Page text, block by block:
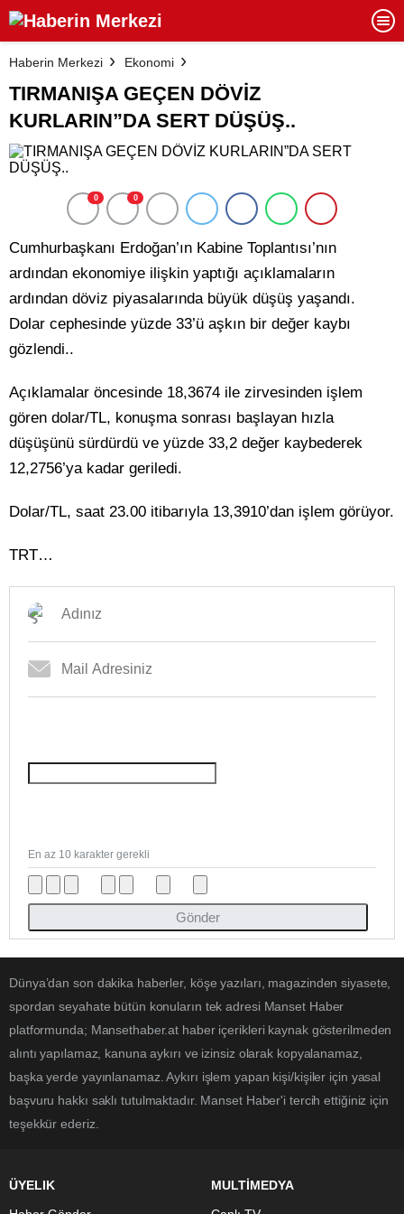
Haberin Merkezi Ekonomi
TIRMANIŞA GEÇEN DÖVİZ
KURLARIN”DA SERT DÜŞÜŞ..
0 0
Cumhurbaşkanı Erdoğan’ın Kabine Toplantısı’nın
ardından ekonomiye ilişkin yaptığı açıklamaların
ardından döviz piyasalarında büyük düşüş yaşandı.
Dolar cephesinde yüzde 33’ü aşkın bir değer kaybı
gözlendi..
Açıklamalar öncesinde 18,3674 ile zirvesinden işlem
gören dolar/TL, konuşma sonrası başlayan hızla
düşüşünü sürdürdü ve yüzde 33,2 değer kaybederek
12,2756’ya kadar geriledi.
Dolar/TL, saat 23.00 itibarıyla 13,3910’dan işlem görüyor.
TRT…
Gönder
En az 10 karakter gerekli
Dünya’dan son dakika haberler, köşe yazıları, magazinden siyasete,
spordan seyahate bütün konuların tek adresi Manset Haber
platformunda; Mansethaber.at haber içerikleri kaynak gösterilmeden
alıntı yapılamaz, kanuna aykırı ve izinsiz olarak kopyalanamaz,
başka yerde yayınlanamaz. Aykırı işlem yapan kişi/kişiler için yasal
başvuru hakkı saklı tutulmaktadır. Manset Haber'i tercih ettiğiniz için
teşekkür ederiz.
ÜYELIK
MULTİMEDYA